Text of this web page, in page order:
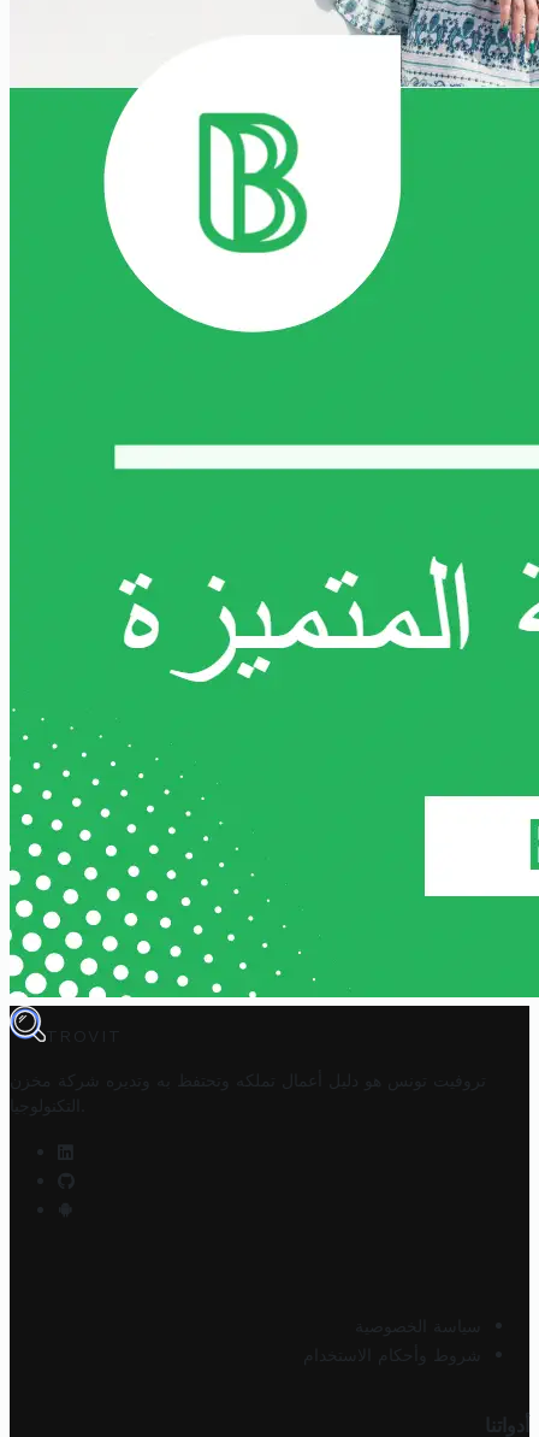
TROVIT
تروفيت تونس هو دليل أعمال تملكه وتحتفظ به وتديره
شركة مخزن
التكنولوجيا
سياسة الخصوصية
شروط وأحكام الاستخدام
أدواتنا